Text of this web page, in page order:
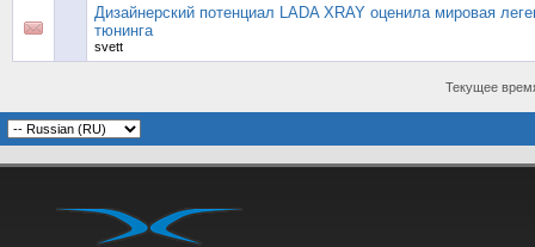
Дизайнерский потенциал LADA XRAY оценила мировая
тюнинга
svett
Текущее